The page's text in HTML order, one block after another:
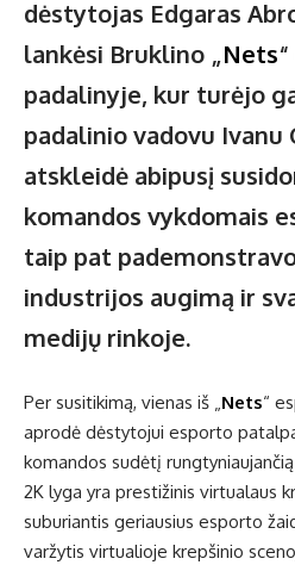
dėstytojas Edgaras
lankėsi Bruklino „Nets
padalinyje, kur turėjo
padalinio vadovu Ivanu
atskleidė abipusį
komandos vykdomais
taip pat
industrijos augimą ir
medijų rinkoje.
Per susitikimą, vienas iš „Nets“
aprodė dėstytojui esporto
komandos sudėtį
2K lyga yra prestižinis virtualaus
suburiantis geriausius esporto
varžytis virtualioje krepšinio